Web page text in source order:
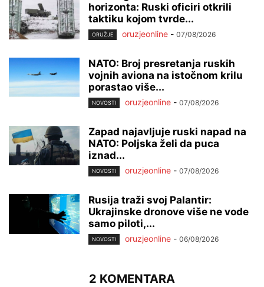
horizonta: Ruski oficiri otkrili
taktiku kojom tvrde...
ORUŽJE oruzjeonline - 07/08/2026
NATO: Broj presretanja ruskih
vojnih aviona na istočnom krilu
porastao više...
NOVOSTI oruzjeonline - 07/08/2026
Zapad najavljuje ruski napad na
NATO: Poljska želi da puca
iznad...
NOVOSTI oruzjeonline - 07/08/2026
Rusija traži svoj Palantir:
Ukrajinske dronove više ne vode
samo piloti,...
NOVOSTI oruzjeonline - 06/08/2026
2 KOMENTARA